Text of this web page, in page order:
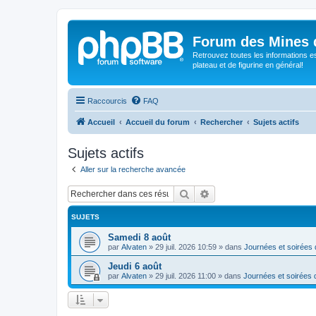
Forum des Mines
Retrouvez toutes les informations
plateau et de figurine en général!
Raccourcis FAQ
Accueil Accueil du forum Rechercher Sujets actifs
Sujets actifs
Aller sur la recherche avancée
Rechercher
SUJETS
Samedi 8 août
par Alvaten » 29 juil. 2026 10:59 » dans Journées et soirées
Jeudi 6 août
par Alvaten » 29 juil. 2026 11:00 » dans Journées et soirées